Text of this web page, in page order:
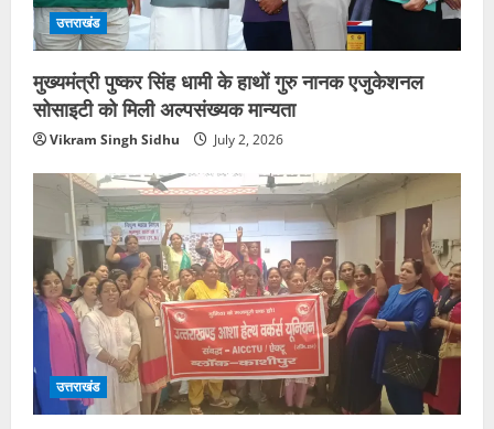
उत्तराखंड
मुख्यमंत्री पुष्कर सिंह धामी के हाथों गुरु नानक एजुकेशनल
सोसाइटी को मिली अल्पसंख्यक मान्यता
Vikram Singh Sidhu July 2, 2026
उत्तराखंड